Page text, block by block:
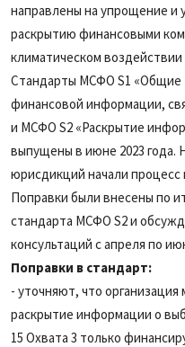
направлены на упрощение и
раскрытию финансовыми
климатическом
Стандарты МСФО S1 «Общие
финансовой информации,
и МСФО S2 «Раскрытие
выпущены в июне 2023 года.
юрисдикций начали процесс
Поправки были внесены по
стандарта МСФО S2 и
консультаций с апреля по
Поправки в стандарт:
- уточняют, что
раскрытие информации о
15 Охвата 3 только